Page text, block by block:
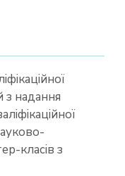
з надання
класів з